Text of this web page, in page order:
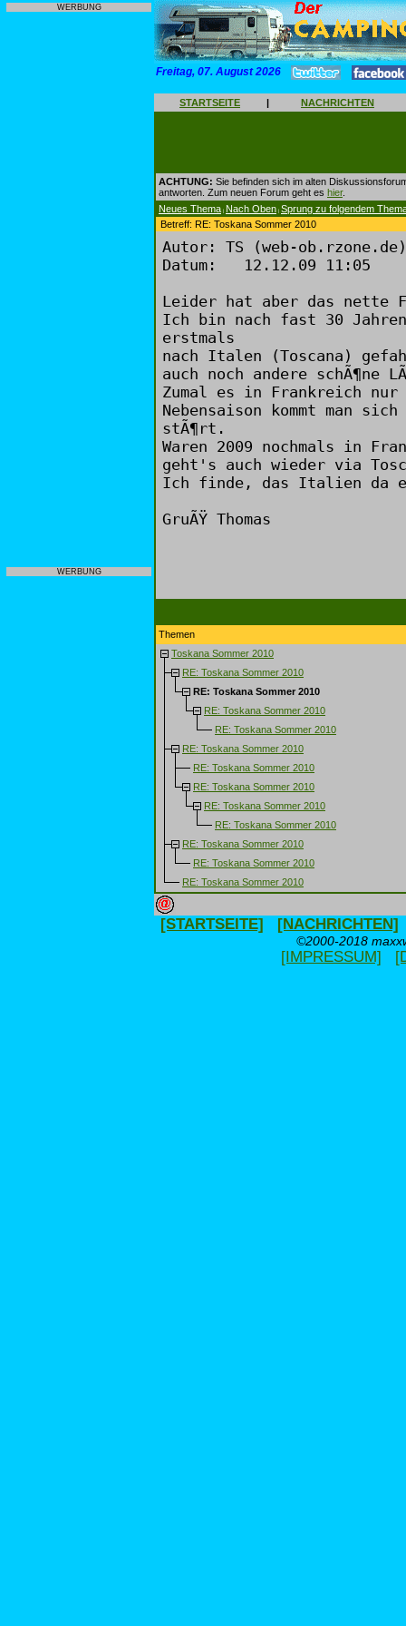
WERBUNG
WERBUNG
Freitag, 07. August 2026
STARTSEITE | NACHRICHTEN
ACHTUNG: Sie befinden sich im alten
antworten. Zum neuen Forum geht es hier.
Neues Thema | Nach Oben | Sprung zu folgendem
Betreff: RE: Toskana Sommer 2010
Autor: TS (web-ob.rzone.de)
Datum: 12.12.09 11:05
Leider hat aber das nette
Ich bin nach fast 30
erstmals
nach Italen (Toscana)
auch noch andere schÃ¶ne
Zumal es in Frankreich
Nebensaison kommt man
stÃ¶rt.
Waren 2009 nochmals in
geht's auch wieder via
Ich finde, das Italien da
GruÃŸ Thomas
Themen
Toskana Sommer 2010
RE: Toskana Sommer 2010
RE: Toskana Sommer 2010
RE: Toskana Sommer 2010
RE: Toskana Sommer 2010
RE: Toskana Sommer 2010
RE: Toskana Sommer 2010
RE: Toskana Sommer 2010
RE: Toskana Sommer 2010
RE: Toskana Sommer 2010
RE: Toskana Sommer 2010
RE: Toskana Sommer 2010
RE: Toskana Sommer 2010
[STARTSEITE] [NACHRICHTEN]
©2000-2018
[IMPRESSUM]